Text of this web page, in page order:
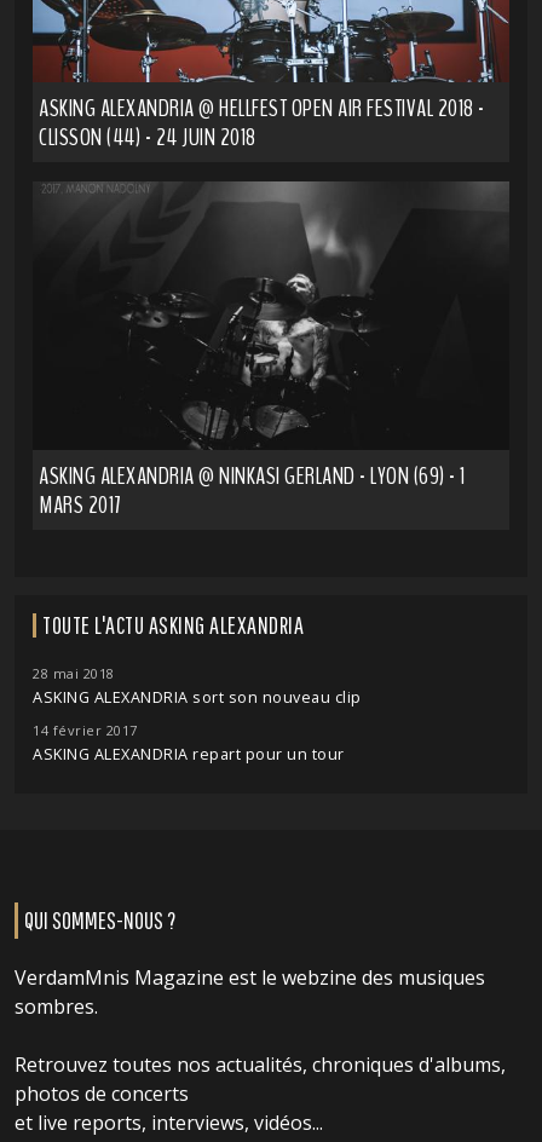
ASKING ALEXANDRIA @ HELLFEST OPEN AIR FESTIVAL 2018 -
CLISSON (44) - 24 JUIN 2018
ASKING ALEXANDRIA @ NINKASI GERLAND - LYON (69) - 1
MARS 2017
TOUTE L'ACTU ASKING ALEXANDRIA
28 mai 2018
ASKING ALEXANDRIA sort son nouveau clip
14 février 2017
ASKING ALEXANDRIA repart pour un tour
QUI SOMMES-NOUS ?
VerdamMnis Magazine est le webzine des musiques
sombres.
Retrouvez toutes nos actualités, chroniques d'albums,
photos de concerts
et live reports, interviews, vidéos...